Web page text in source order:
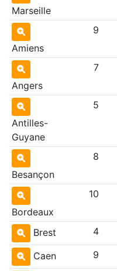
Marseille
Amiens
9
Angers
7
Antilles-
Guyane
5
Besançon
8
Bordeaux
10
Brest 4
Caen 9